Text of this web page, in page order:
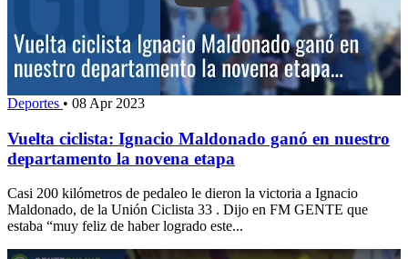
Deportes • 08 Apr 2023
Vuelta ciclista: Ignacio Maldonado ganó en nuestro
departamento la novena etapa
Casi 200 kilómetros de pedaleo le dieron la victoria a Ignacio
Maldonado, de la Unión Ciclista 33 . Dijo en FM GENTE que
estaba “muy feliz de haber logrado este...